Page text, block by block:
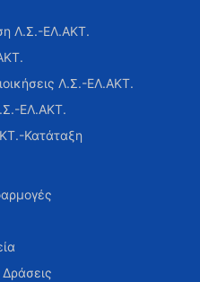
Λ.Σ.-ΕΛ.ΑΚΤ.
Λ.Σ.-ΕΛ.ΑΚΤ.
ΕΛ.ΑΚΤ.
Κατάταξη